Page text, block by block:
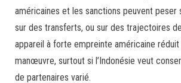
américaines et les sanctions peuvent peser
sur des transferts, ou sur des trajectoires
appareil à forte empreinte américaine
manœuvre, surtout si l’Indonésie veut
de partenaires varié.